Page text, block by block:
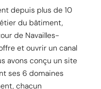
Gestion réseaux sociaux
Google My Business
Contact
depuis plus de 10
du bâtiment,
de Navailles-
et ouvrir un canal
avons conçu un site
ses 6 domaines
chacun